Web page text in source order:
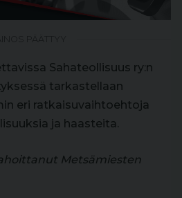
Sahateollisuus ry:n
tarkastellaan
eri ratkaisuvaihtoehtoja
ja haasteita.
Metsämiesten